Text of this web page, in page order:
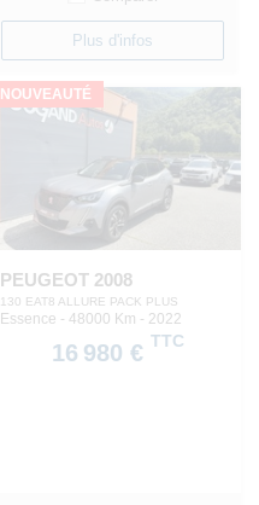
Plus d'infos
NOUVEAUTÉ
PEUGEOT 2008
130 EAT8 ALLURE PACK PLUS
Essence - 48000 Km - 2022
16 980 € TTC